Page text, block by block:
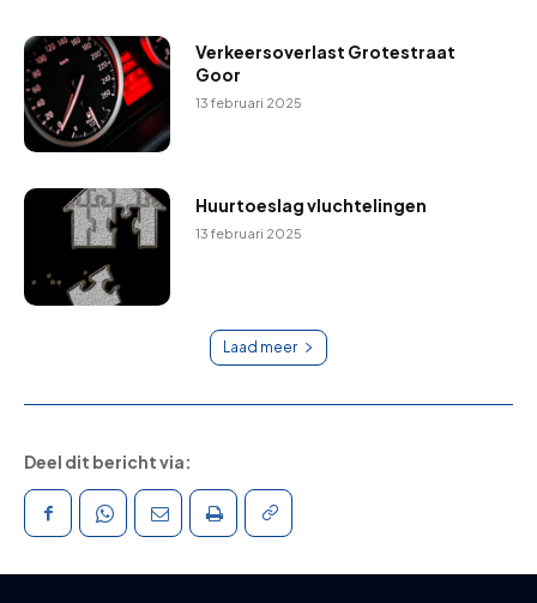
Verkeersoverlast Grotestraat
Goor
13 februari 2025
Huurtoeslag vluchtelingen
13 februari 2025
Laad meer
Deel dit bericht via: